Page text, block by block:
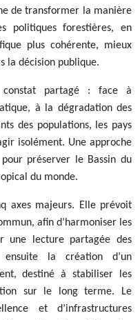
de transformer la manière
politiques forestières, en
plus cohérente, mieux
la décision publique.
partagé : face à
à la dégradation des
des populations, les pays
isolément. Une approche
préserver le Bassin du
du monde.
axes majeurs. Elle prévoit
afin d’harmoniser les
une lecture partagée des
la création d’un
destiné à stabiliser les
sur le long terme. Le
et d’infrastructures